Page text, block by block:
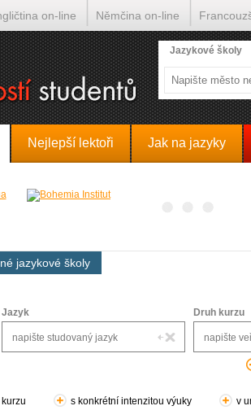
Nejlepší lektoři Jak na jazyky
jazykové školy
Jazyk Druh kurzu
s konkrétní intenzitou výuky v
Jazykové školy
on-line Němčina on-line